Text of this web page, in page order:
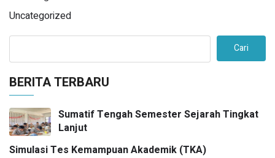
Uncategorized
Cari
BERITA TERBARU
Sumatif Tengah Semester Sejarah Tingkat
Lanjut
Simulasi Tes Kemampuan Akademik (TKA)